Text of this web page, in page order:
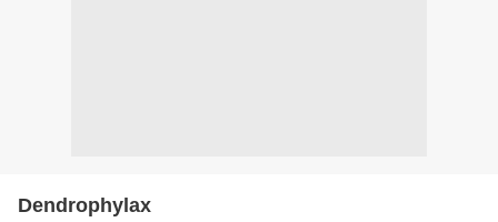
Dendrophylax